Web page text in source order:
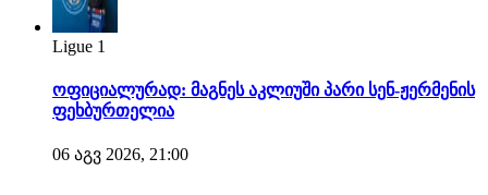
Ligue 1
ოფიციალურად: მაგნეს აკლიუში პარი სენ-ჟერმენის
ფეხბურთელია
06 აგვ 2026, 21:00